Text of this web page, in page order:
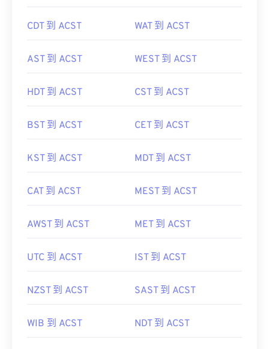
CDT 到 ACST WAT 到 ACST
AST 到 ACST WEST 到 ACST
HDT 到 ACST CST 到 ACST
BST 到 ACST CET 到 ACST
KST 到 ACST MDT 到 ACST
CAT 到 ACST MEST 到 ACST
AWST 到 ACST MET 到 ACST
UTC 到 ACST IST 到 ACST
NZST 到 ACST SAST 到 ACST
WIB 到 ACST NDT 到 ACST